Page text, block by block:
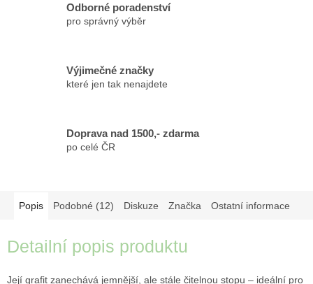
Odborné poradenství
pro správný výběr
Výjimečné značky
které jen tak nenajdete
Doprava nad 1500,- zdarma
po celé ČR
Popis Podobné (12) Diskuze Značka Ostatní informace
Detailní popis produktu
Její grafit zanechává jemnější, ale stále čitelnou stopu – ideální pro